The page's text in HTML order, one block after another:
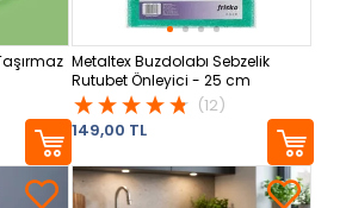
Metaltex Buzdolabı Sebzelik
Rutubet Önleyici - 25 cm
(12)
149,00 TL